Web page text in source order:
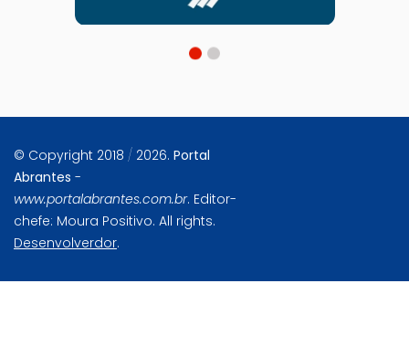
© Copyright 2018 / 2026. Portal
Abrantes -
www.portalabrantes.com.br. Editor-
chefe: Moura Positivo. All rights.
Desenvolverdor.